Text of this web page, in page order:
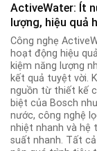
ActiveWater: Ít
lượng, hiệu quả
Công nghẹ
hoạt động hiệu
kiệm năng lượng
kết quả tuyệt vời.
nguồn từ thiết kế
biệt của Bosch
nước, công nghệ
nhiệt nhanh và hệ
suất nhanh. Tất